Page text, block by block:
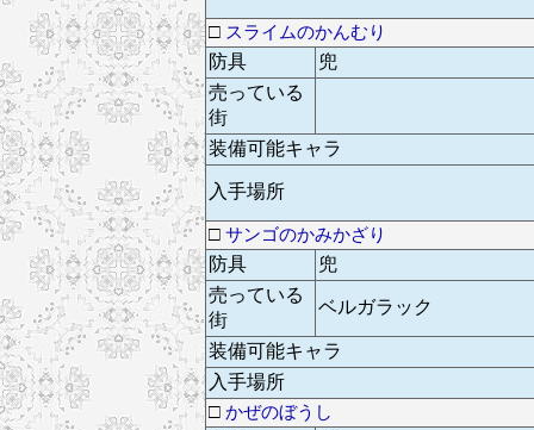
□ スライムのかんむり
防具
兜
売っている
街
装備可能キャラ
入手場所
□ サンゴのかみかざり
防具
兜
売っている
街
ベルガラック
装備可能キャラ
入手場所
□ かぜのぼうし